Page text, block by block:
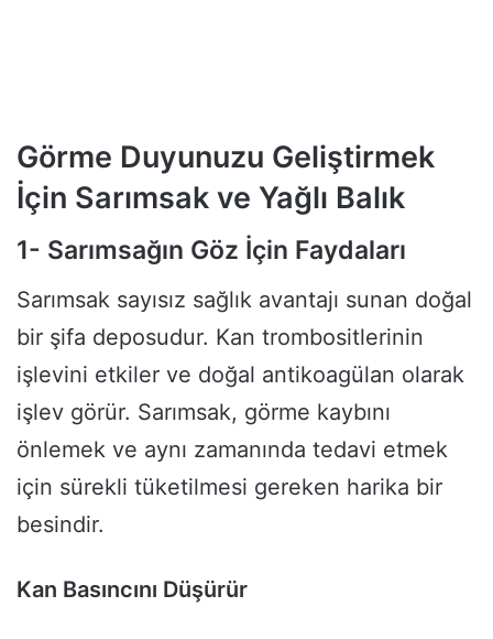
Görme Duyunuzu Geliştirmek
İçin Sarımsak ve Yağlı Balık
1- Sarımsağın Göz İçin Faydaları
Sarımsak sayısız sağlık avantajı sunan doğal
bir şifa deposudur. Kan trombositlerinin
işlevini etkiler ve doğal antikoagülan olarak
işlev görür. Sarımsak, görme kaybını
önlemek ve aynı zamanında tedavi etmek
için sürekli tüketilmesi gereken harika bir
besindir.
Kan Basıncını Düşürür